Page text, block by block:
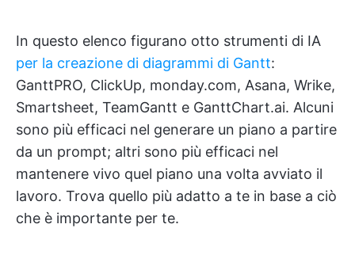
In questo elenco figurano otto strumenti di IA
per la creazione di diagrammi di Gantt:
GanttPRO, ClickUp, monday.com, Asana, Wrike,
Smartsheet, TeamGantt e GanttChart.ai. Alcuni
sono più efficaci nel generare un piano a partire
da un prompt; altri sono più efficaci nel
mantenere vivo quel piano una volta avviato il
lavoro. Trova quello più adatto a te in base a ciò
che è importante per te.